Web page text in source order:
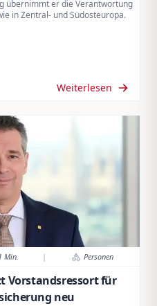
übernimmt er die Verantwortung
in Zentral- und Südosteuropa.
Weiterlesen
Min. | Personen
Vorstandsressort für
neu